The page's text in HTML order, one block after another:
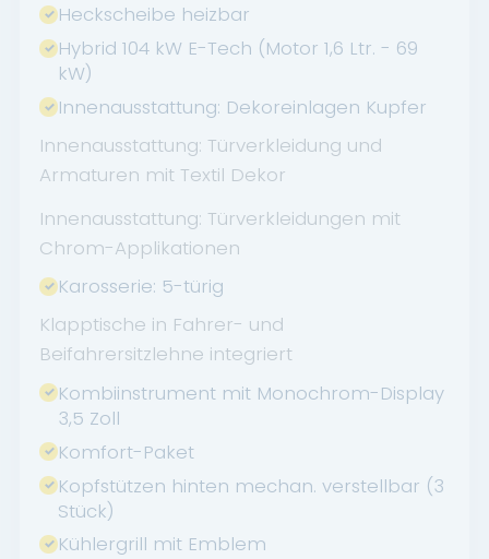
Heckscheibe heizbar
Hybrid 104 kW E-Tech (Motor 1,6 Ltr. - 69
kW)
Innenausstattung: Dekoreinlagen Kupfer
Innenausstattung: Türverkleidung und
Armaturen mit Textil Dekor
Innenausstattung: Türverkleidungen mit
Chrom-Applikationen
Karosserie: 5-türig
Klapptische in Fahrer- und
Beifahrersitzlehne integriert
Kombiinstrument mit Monochrom-Display
3,5 Zoll
Komfort-Paket
Kopfstützen hinten mechan. verstellbar (3
Stück)
Kühlergrill mit Emblem